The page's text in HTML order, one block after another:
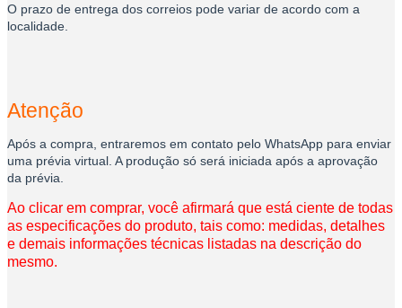
O prazo de entrega dos correios pode variar de acordo com a
localidade.
Atenção
Após a compra, entraremos em contato pelo WhatsApp para enviar
uma prévia virtual. A produção só será iniciada após a aprovação
da prévia.
Ao clicar em comprar, você afirmará que está ciente de todas
as especificações do produto, tais como: medidas, detalhes
e demais informações técnicas listadas na descrição do
mesmo.